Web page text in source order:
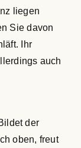
liegen
Sie davon
Ihr
auch
der
oben, freut